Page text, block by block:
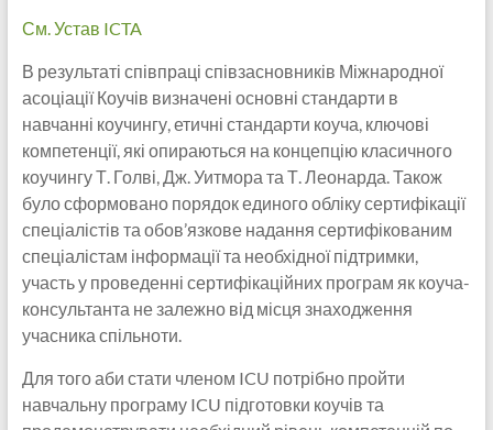
См. Устав ICTA
В результаті співпраці співзасновників Міжнародної
асоціації Коучів визначені основні стандарти в
навчанні коучингу, етичні стандарти коуча, ключові
компетенції, які опираються на концепцію класичного
коучингу Т. Голві, Дж. Уитмора та Т. Леонарда. Також
було сформовано порядок единого обліку сертифікації
спеціалістів та обов’язкове надання сертифікованим
спеціалістам інформації та необхідної підтримки,
участь у проведенні сертифікаційних програм як коуча-
консультанта не залежно від місця знаходження
учасника спільноти.
Для того аби стати членом ICU потрібно пройти
навчальну програму ICU підготовки коучів та